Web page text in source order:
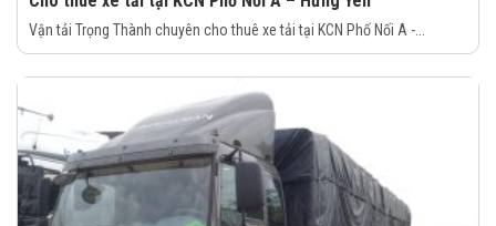
Vận tải Trọng Thành chuyên cho thuê xe tải tại KCN Phố Nối A -...